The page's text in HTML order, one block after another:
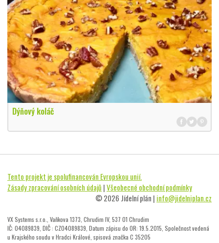
Dýňový koláč
Tento projekt je spolufinancován Evropskou unií.
Zásady zpracování osobních údajů |Všeobecné obchodní podmínky
© 2026 Jídelní plán | info@jidelniplan.cz
VX Systems s.r.o., Vaňkova 1373, Chrudim IV, 537 01 Chrudim
IČ: 04089839, DIČ : CZ04089839, Datum zápisu do OR: 19.5.2015, Společnost vedená
u Krajského soudu v Hradci Králové, spisová značka C 35205